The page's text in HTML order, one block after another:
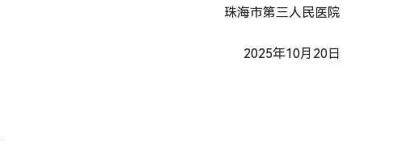
珠海市第三人民医院
2025年10月20日